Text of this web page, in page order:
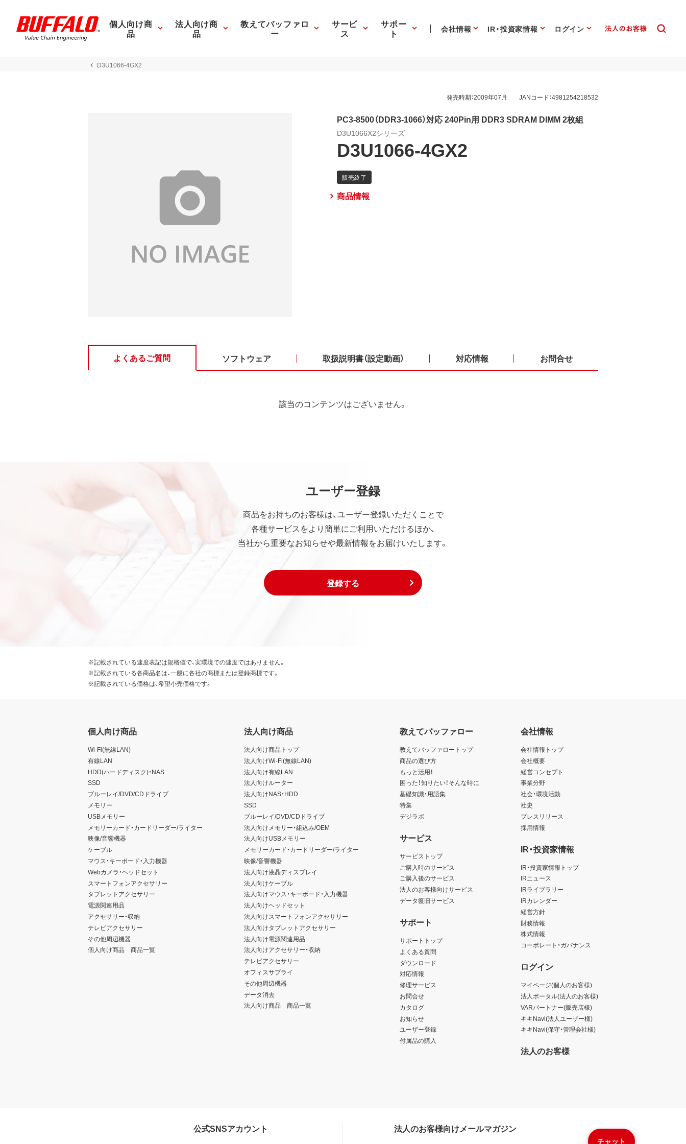
個人向け商
品
法人向け商
品
教えてバッファロ
ー
サービ
ス
サポー
ト 会社情報 IR・投資家情報 ログイン
D3U1066-4GX2
発売時期：2009年07月 JANコード：4981254218532
PC3-8500（DDR3-1066）対応 240Pin用 DDR3 SDRAM DIMM 2枚組
D3U1066X2シリーズ
D3U1066-4GX2
商品情報
よくあるご質問 ソフトウェア 取扱説明書（設定動画） 対応情報 お問合せ
該当のコンテンツはございません。
ユーザー登録
商品をお持ちのお客様は、ユーザー登録いただくことで
各種サービスをより簡単にご利用いただけるほか、
当社から重要なお知らせや最新情報をお届けいたします。
登録する
チャット
※記載されている速度表記は規格値で、実環境での速度ではありません。
※記載されている各商品名は、一般に各社の商標または登録商標です。
※記載されている価格は、希望小売価格です。
個人向け商品
Wi-Fi(無線LAN)
有線LAN
HDD(ハードディスク)・NAS
SSD
ブルーレイ/DVD/CDドライブ
メモリー
USBメモリー
メモリーカード・カードリーダー/ライター
映像/音響機器
ケーブル
マウス・キーボード・入力機器
Webカメラ・ヘッドセット
スマートフォンアクセサリー
タブレットアクセサリー
電源関連用品
アクセサリー・収納
テレビアクセサリー
その他周辺機器
個人向け商品 商品一覧
法人向け商品
法人向け商品トップ
法人向けWi-Fi(無線LAN)
法人向け有線LAN
法人向けルーター
法人向けNAS・HDD
SSD
ブルーレイ/DVD/CDドライブ
法人向けメモリー・組込み/OEM
法人向けUSBメモリー
メモリーカード・カードリーダー/ライター
映像/音響機器
法人向け液晶ディスプレイ
法人向けケーブル
法人向けマウス・キーボード・入力機器
法人向けヘッドセット
法人向けスマートフォンアクセサリー
法人向けタブレットアクセサリー
法人向け電源関連用品
法人向けアクセサリー・収納
テレビアクセサリー
オフィスサプライ
その他周辺機器
データ消去
法人向け商品 商品一覧
教えてバッファロー
教えてバッファロートップ
商品の選び方
もっと活用！
困った！知りたい！そんな時に
基礎知識・用語集
特集
デジラボ
サービス
サービストップ
ご購入時のサービス
ご購入後のサービス
法人のお客様向けサービス
データ復旧サービス
サポート
サポートトップ
よくある質問
ダウンロード
対応情報
修理サービス
お問合せ
カタログ
お知らせ
ユーザー登録
付属品の購入
会社情報
会社情報トップ
会社概要
経営コンセプト
事業分野
社会・環境活動
社史
プレスリリース
採用情報
IR・投資家情報
IR・投資家情報トップ
IRニュース
IRライブラリー
IRカレンダー
経営方針
財務情報
株式情報
コーポレート・ガバナンス
ログイン
マイページ(個人のお客様)
法人ポータル(法人のお客様)
VARパートナー(販売店様)
キキNavi(法人ユーザー様)
キキNavi(保守・管理会社様)
法人のお客様
公式SNSアカウント 法人のお客様向けメールマガジン